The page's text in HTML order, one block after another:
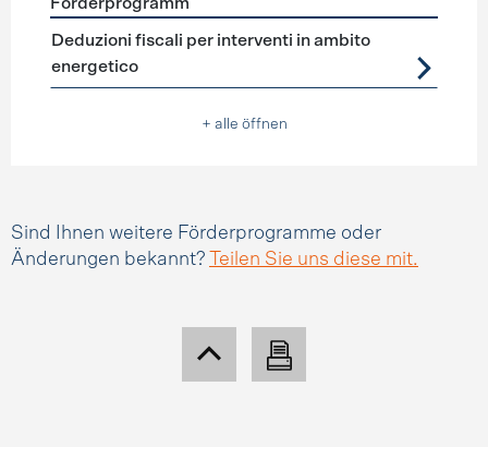
Förderprogramme Steuerabzüge
Deduzioni fiscali per interventi in ambito
energetico
+ alle öffnen
Sind Ihnen weitere Förderprogramme oder
Änderungen bekannt?
Teilen Sie uns diese mit.